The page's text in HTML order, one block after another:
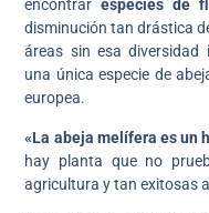
encontrarespecies de
disminución tan drástica
áreas sin esa diversidad
una única especie de
europea.
«La abeja melífera es un
hay planta que no
agricultura y tan exitosas